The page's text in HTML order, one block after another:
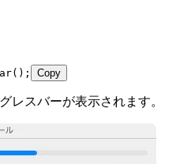
(); Copy
レスバーが表示されます。